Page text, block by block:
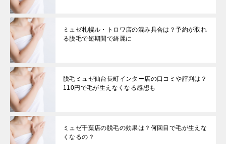
ミュゼ札幌ル・トロワ店の混み具合は？予約が取れ
る脱毛で短期間で綺麗に
脱毛ミュゼ仙台長町インター店の口コミや評判は？
110円で毛が生えなくなる感想も
ミュゼ千葉店の脱毛の効果は？何回目で毛が生えな
くなるの？